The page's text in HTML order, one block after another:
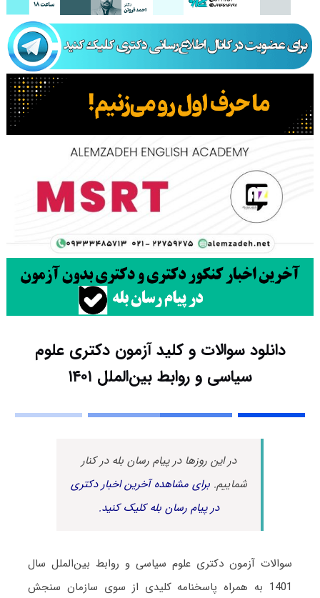
دانلود سوالات و کلید آزمون دکتری علوم
سیاسی و روابط بین‌الملل ۱۴۰۱
در این روزها در پیام رسان بله در کنار
شماییم.برای مشاهده آخرین اخبار دکتری
در پیام رسان بله کلیک کنید.
سوالات آزمون دکتری علوم سیاسی و روابط بین‌الملل سال
1401 به همراه پاسخنامه کلیدی از سوی سازمان سنجش